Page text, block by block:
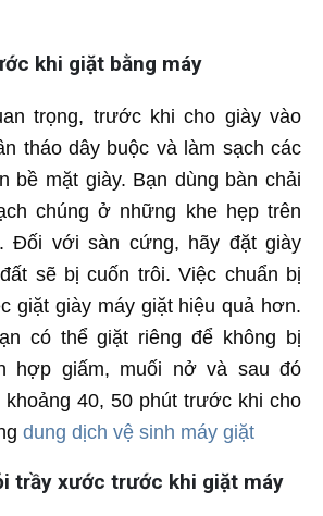
khi giặt bằng máy
trọng, trước khi cho giày vào
tháo dây buộc và làm sạch các
bề mặt giày. Bạn dùng bàn chải
chúng ở những khe hẹp trên
Đối với sàn cứng, hãy đặt giày
sẽ bị cuốn trôi. Việc chuẩn bị
giặt giày máy giặt hiệu quả hơn.
có thể giặt riêng để không bị
hợp giấm, muối nở và sau đó
khoảng 40, 50 phút trước khi cho
dung dịch vệ sinh máy giặt
trầy xước trước khi giặt máy